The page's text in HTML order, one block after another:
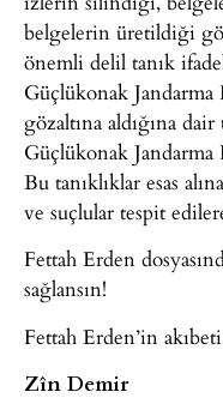
belgelerin üretildiği
önemli delil tanık
Güçlükonak Jandarma
gözaltına aldığına
Güçlükonak
Bu tanıklıklar esas
ve suçlular tespit
Fettah Erden
sağlansın!
Fettah Erden’in
Zîn Demir